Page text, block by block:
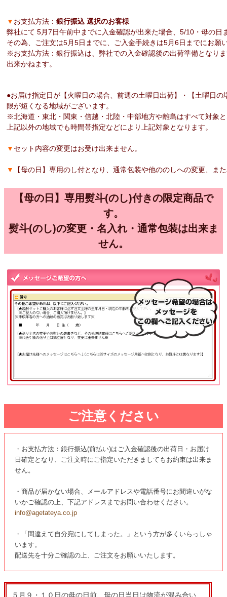
▼ お支払方法： 銀行振込 選択のお客様
弊社にて 5月7日午前中までに入金確認が出来た場合、5/10・母の日
その為、ご注文は5月5日までに、ご入金手続きは5月6日までにお願
※お支払方法：銀行振込は、弊社での入金確認後の出荷準備となり
出来かねます。
●お届け指定日が【火曜日の場合、前週の土曜日出荷】・【土曜日
限が短くなる地域がございます。
※北海道・東北・関東・信越・北陸・中部地方や離島はすべて対象
上記以外の地域でも時間帯指定などにより上記対象となります。
▼ セット内容の変更はお受け出来ません。
▼ 【母の日】専用のし付となり、通常包装や他ののしへの変更、ま
【母の日】専用熨斗(のし)付きの限定商品で
す。
熨斗(のし)の変更・名入れ・通常包装は出来ま
せん。
ご注意ください
・お支払方法：銀行振込(前払い)はご入金確認後の出荷日・お届け
日確定となり、ご注文時にご指定いただきましてもお約束は出来ま
せん。
・商品が届かない場合、メールアドレスや電話番号にお間違いがな
いかご確認の上、下記アドレスまでお問い合わせください。
info@agetateya.co.jp
・「間違えて自分宛にしてしまった。」という方が多くいらっしゃ
います。
配送先を十分ご確認の上、ご注文をお願いいたします。
５月９・１０日の母の日前、母の日当日は物流が混み合い、